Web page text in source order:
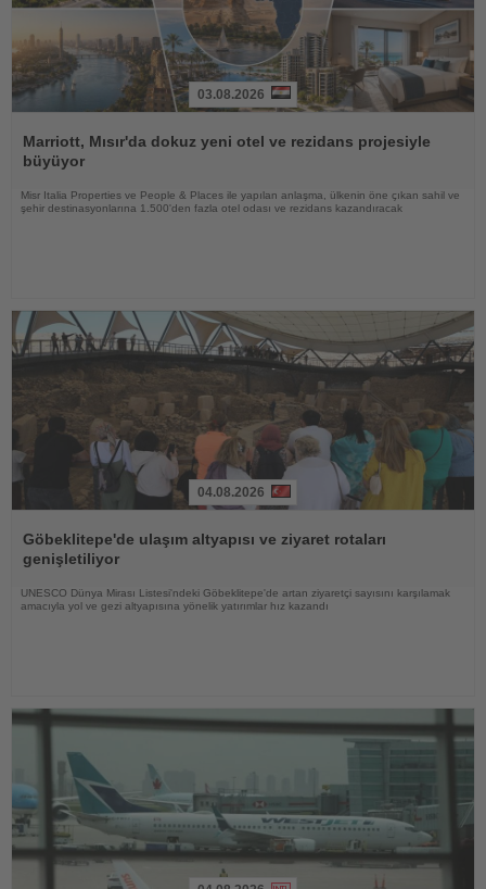
Oku
03.08.2026
Marriott, Mısır'da dokuz yeni otel ve rezidans projesiyle
büyüyor
Misr Italia Properties ve People & Places ile yapılan anlaşma, ülkenin öne çıkan sahil ve
şehir destinasyonlarına 1.500'den fazla otel odası ve rezidans kazandıracak
Oku
04.08.2026
Göbeklitepe'de ulaşım altyapısı ve ziyaret rotaları
genişletiliyor
UNESCO Dünya Mirası Listesi'ndeki Göbeklitepe'de artan ziyaretçi sayısını karşılamak
amacıyla yol ve gezi altyapısına yönelik yatırımlar hız kazandı